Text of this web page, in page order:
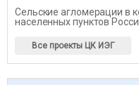
Сельские агломерации в
населенных пунктов
Все проекты ЦК ИЭГ